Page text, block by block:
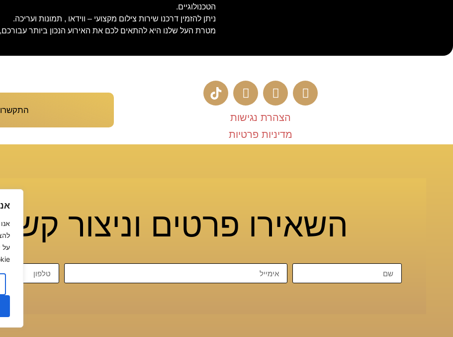
על
הטכנולוגיים.
ניתן להזמין דרכנו שירות צילום מקצועי – ווידאו , תמונות ועריכה.
מטרת העל שלנו היא להתאים לכם את האירוע הנכון ביותר עבורכם,
הצהרת נגישות
מדיניות פרטיות
התקשרו
השאירו פרטים וניצור